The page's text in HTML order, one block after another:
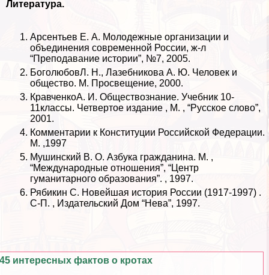
Литература.
Арсентьев Е. А. Молодежные организации и
объединения современной России, ж-л
“Преподавание истории”, №7, 2005.
БоголюбовЛ. Н., Лазебникова А. Ю. Человек и
общество. М. Просвещение, 2000.
КравченкоА. И. Обществознание. Учебник 10-
11классы. Четвертое издание , М. , “Русское слово”,
2001.
Комментарии к Конституции Российской Федерации.
М. ,1997
Мушинский В. О. Азбука гражданина. М. ,
“Международные отношения”, “Центр
гуманитарного образования”. , 1997.
Рябикин С. Новейшая история России (1917-1997) .
С-П. , Издательский Дом “Нева”, 1997.
45 интересных фактов о кротах